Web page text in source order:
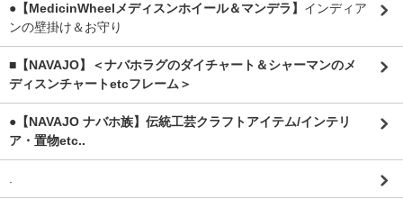
●【MedicinWheelメディスンホイール＆マンデラ】 インディア
ンの壁掛け＆お守り
■【NAVAJO】＜ナバホラグのダイチャート＆シャーマンのメ
ディスンチャートetcフレーム＞
●【NAVAJO ナバホ族】伝統工芸クラフトアイテム/インテリ
ア・置物etc..
.